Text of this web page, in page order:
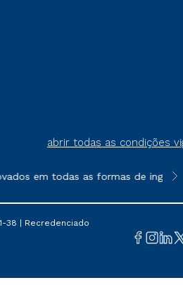
abrir todas as condições
em todas as formas de
38 | Recredenciado